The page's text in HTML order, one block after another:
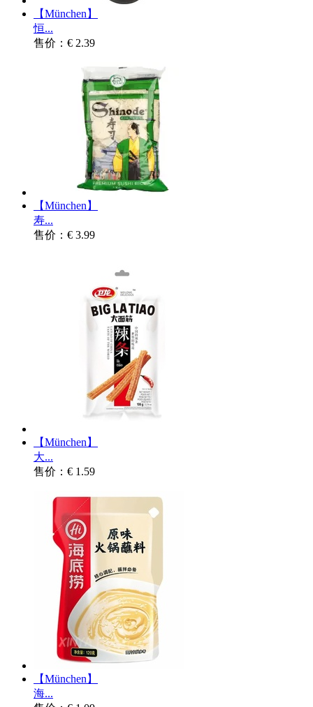
【München】
恒...
售价：€ 2.39
【München】
寿...
售价：€ 3.99
【München】
大...
售价：€ 1.59
【München】
海...